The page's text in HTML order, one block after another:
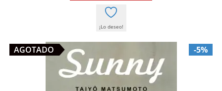
¡Lo deseo!
-5%
AGOTADO